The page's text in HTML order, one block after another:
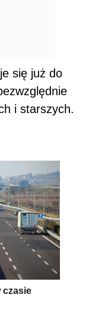
się już do
i starszych.
czasie